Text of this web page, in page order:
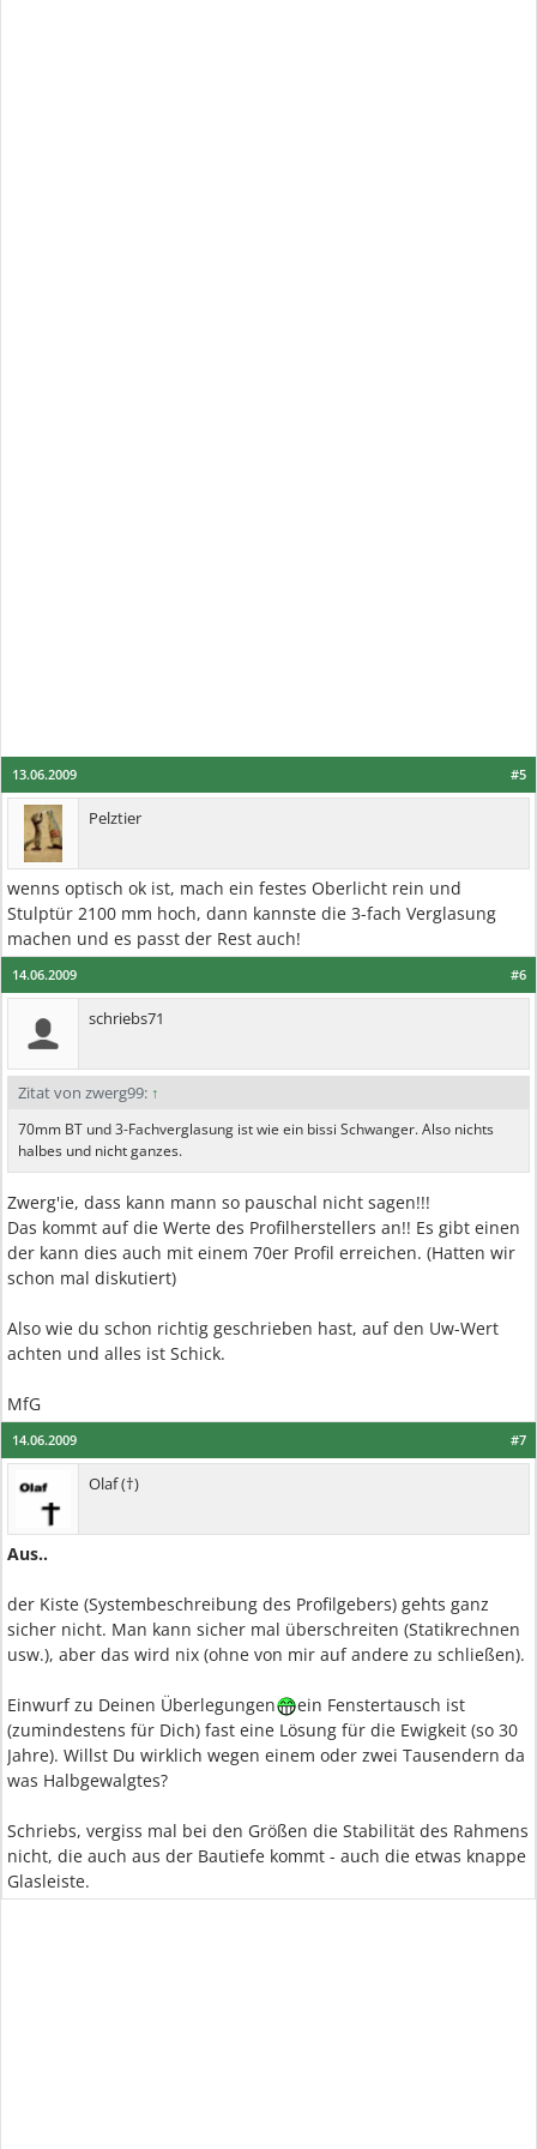
#5
13.06.2009
Pelztier
wenns optisch ok ist, mach ein festes Oberlicht rein und
Stulptür 2100 mm hoch, dann kannste die 3-fach Verglasung
machen und es passt der Rest auch!
#6
14.06.2009
schriebs71
Zitat von zwerg99: ↑
70mm BT und 3-Fachverglasung ist wie ein bissi Schwanger. Also nichts
halbes und nicht ganzes.
Zwerg'ie, dass kann mann so pauschal nicht sagen!!!
Das kommt auf die Werte des Profilherstellers an!! Es gibt einen
der kann dies auch mit einem 70er Profil erreichen. (Hatten wir
schon mal diskutiert)
Also wie du schon richtig geschrieben hast, auf den Uw-Wert
achten und alles ist Schick.
MfG
#7
14.06.2009
Olaf (†)
Aus..
der Kiste (Systembeschreibung des Profilgebers) gehts ganz
sicher nicht. Man kann sicher mal überschreiten (Statikrechnen
usw.), aber das wird nix (ohne von mir auf andere zu schließen).
Einwurf zu Deinen Überlegungen
ein Fenstertausch ist
(zumindestens für Dich) fast eine Lösung für die Ewigkeit (so 30
Jahre). Willst Du wirklich wegen einem oder zwei Tausendern da
was Halbgewalgtes?
Schriebs, vergiss mal bei den Größen die Stabilität des Rahmens
nicht, die auch aus der Bautiefe kommt - auch die etwas knappe
Glasleiste.